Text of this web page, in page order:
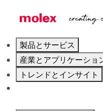
製品とサービス
産業とアプリケーショ
トレンドとインサイト